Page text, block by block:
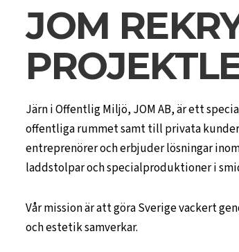
JOM
Järn i Offentlig Miljö, JOM AB, är ett
offentliga rummet samt till privata
entreprenörer och erbjuder lösningar
laddstolpar och specialproduktioner i
Vår mission är att göra Sverige vackert
och estetik samverkar.